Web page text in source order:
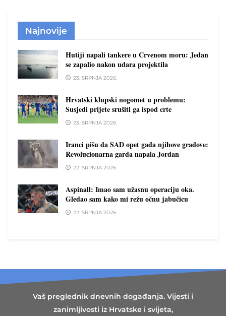
Najnovije
Hutiji napali tankere u Crvenom moru: Jedan
se zapalio nakon udara projektila
23. SRPNJA 2026.
Hrvatski klupski nogomet u problemu:
Susjedi prijete srušiti ga ispod crte
23. SRPNJA 2026.
Iranci pišu da SAD opet gađa njihove gradove:
Revolucionarna garda napala Jordan
22. SRPNJA 2026.
Aspinall: Imao sam užasnu operaciju oka.
Gledao sam kako mi režu očnu jabučicu
22. SRPNJA 2026.
Vaš preglednik dnevnih događanja. Vijesti i
zanimljivosti iz Hrvatske i svijeta,